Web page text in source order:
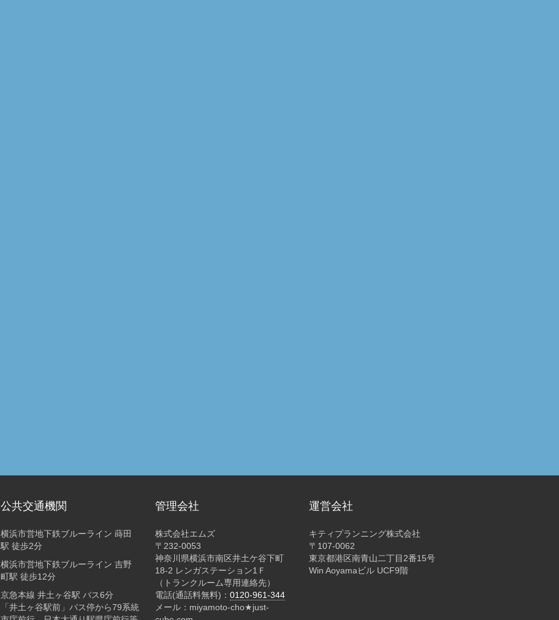
公共交通機関
横浜市営地下鉄ブルーライン 蒔田
駅 徒歩2分
横浜市営地下鉄ブルーライン 吉野
町駅 徒歩12分
京急本線 井土ヶ谷駅 バス6分
「井土ヶ谷駅前」バス停から79系統
管理会社
株式会社エムズ
〒232-0053
神奈川県横浜市南区井土ケ谷下町
18-2 レンガステーション1Ｆ
（トランクルーム専用連絡先）
電話(通話料無料)： 0120-961-344
メール：miyamoto-cho★just-
運営会社
キティプランニング株式会社
〒107-0062
東京都港区南青山二丁目2番15号
Win Aoyamaビル UCF9階